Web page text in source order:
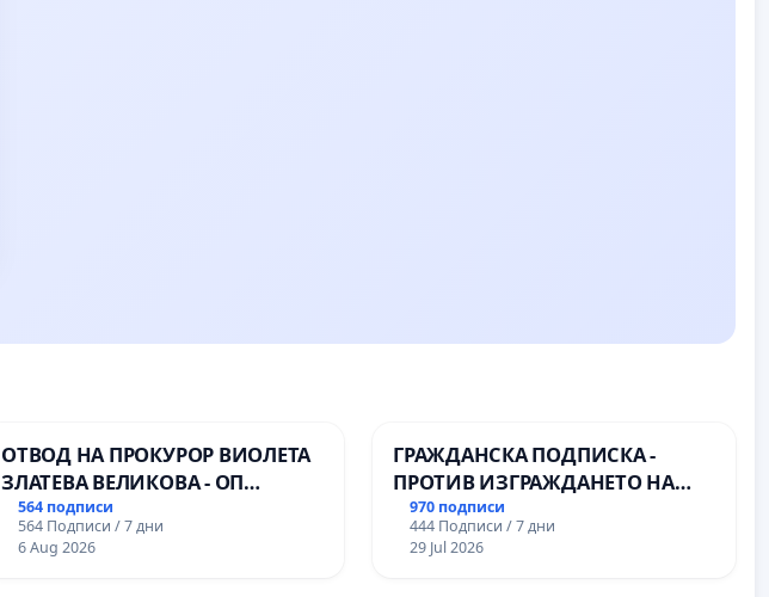
ОТВОД НА ПРОКУРОР ВИОЛЕТА
ЗЛАТЕВА ВЕЛИКОВА - ОП
ДОБРИЧ
564 подписи
564 Подписи / 7 дни
6 Aug 2026
ГРАЖДАНСКА ПОДПИСКА -
ПРОТИВ ИЗГРАЖДАНЕТО НА
ВЪЖЕНА ЛИНИЯ (ЛИФТ) НА
ТЕРИТОРИЯТА НА ПРИРОДНА
ЗАБЕЛЕЖИТЕЛНОСТ „ХЪЛМ НА
970 подписи
444 Подписи / 7 дни
29 Jul 2026